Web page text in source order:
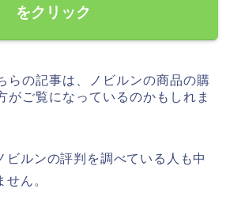
をクリック
らの記事は、ノビルンの商品の購
がご覧になっているのかもしれま
ビルンの評判を調べている人も中
ん。